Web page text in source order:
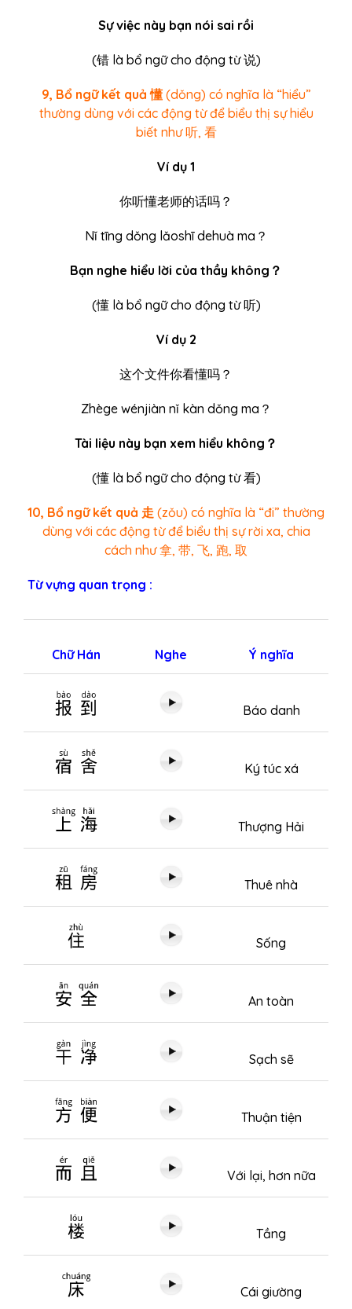
Sự việc này bạn nói sai rồi
(错là bổ ngữ cho động từ 说)
9, Bổ ngữ kết quả 懂(dǒng) có nghĩa là “hiểu”
thường dùng với các động từ để biểu thị sự hiểu
biết như 听, 看
Ví dụ 1
你听懂老师的话吗？
Nǐ tīng dǒng lǎoshī dehuà ma？
Bạn nghe hiểu lời của thầy không？
(懂là bổ ngữ cho động từ 听)
Ví dụ 2
这个文件你看懂吗？
Zhège wénjiàn nǐ kàn dǒng ma？
Tài liệu này bạn xem hiểu không？
(懂là bổ ngữ cho động từ 看)
10, Bổ ngữ kết quả 走 (zǒu) có nghĩa là “đi” thường
dùng với các động từ để biểu thị sự rời xa, chia
cách như 拿, 带, 飞, 跑, 取
Từ vựng quan trọng :
Chữ Hán Nghe Ý nghĩa
报到 Báo danh
宿舍 Ký túc xá
上海 Thượng Hải
租房 Thuê nhà
住 Sống
安全 An toàn
干净 Sạch sẽ
方便 Thuận tiện
而且 Với lại, hơn nữa
楼 Tầng
床 Cái giường